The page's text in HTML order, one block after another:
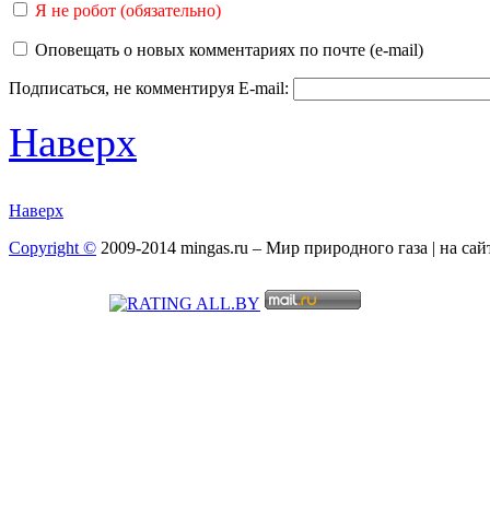
Я не робот (обязательно)
Оповещать о новых комментариях по почте (e-mail)
Подписаться, не комментируя E-mail:
Наверх
Наверх
Copyright © 2009-2014 mingas.ru – Мир природного газа | на